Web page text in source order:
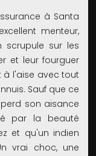
à Santa
menteur,
scrupule sur les
et leur fourguer
à l'aise avec tout
Sauf que ce
son aisance
par la beauté
et qu'un indien
vrai choc, une